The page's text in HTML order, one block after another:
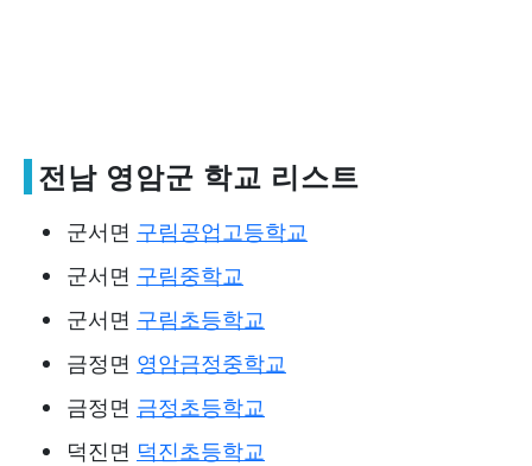
전남 영암군 학교 리스트
군서면 구림공업고등학교
군서면 구림중학교
군서면 구림초등학교
금정면 영암금정중학교
금정면 금정초등학교
덕진면 덕진초등학교